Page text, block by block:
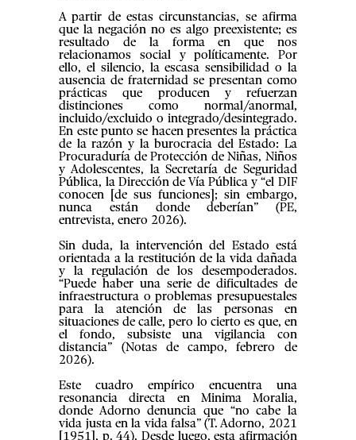
A partir de estas circunstancias, se afirma
que la negación no es algo preexistente; es
resultado de la forma en que nos
relacionamos social y políticamente. Por
ello, el silencio, la escasa sensibilidad o la
ausencia de fraternidad se presentan como
prácticas que producen y refuerzan
distinciones como normal/anormal,
incluido/excluido o integrado/desintegrado.
En este punto se hacen presentes la práctica
de la razón y la burocracia del Estado: La
Procuraduría de Protección de Niñas, Niños
y Adolescentes, la Secretaría de Seguridad
Pública, la Dirección de Vía Pública y “el DIF
conocen [de sus funciones]; sin embargo,
nunca están donde deberían” (PE,
entrevista, enero 2026).
Sin duda, la intervención del Estado está
orientada a la restitución de la vida dañada
y la regulación de los desempoderados.
“Puede haber una serie de dificultades de
infraestructura o problemas presupuestales
para la atención de las personas en
situaciones de calle, pero lo cierto es que, en
el fondo, subsiste una vigilancia con
distancia” (Notas de campo, febrero de
2026).
Este cuadro empírico encuentra una
resonancia directa en Minima Moralia,
donde Adorno denuncia que “no cabe la
vida justa en la vida falsa” (T. Adorno, 2021
[1951], p. 44). Desde luego, esta afirmación